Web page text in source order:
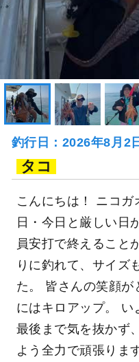
釣行日：2026年8月2
タコ
こんにちは！ ニコ
日・今日と厳しい日
員安打で終えること
りに釣れて、サイズ
た。 皆さんの笑顔
にはキロアップ。 い
最後まで気を抜かず
よう全力で頑張りま